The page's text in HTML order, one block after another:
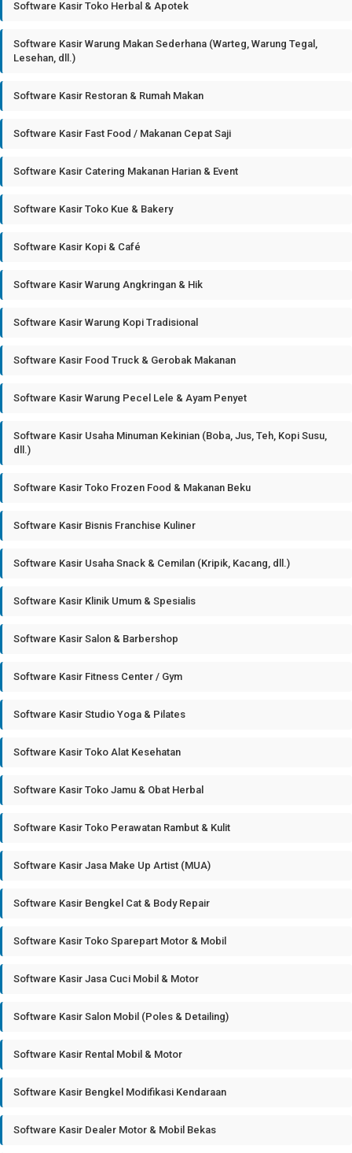
Software Kasir Toko Herbal & Apotek
Software Kasir Warung Makan Sederhana (Warteg, Warung Tegal,
Lesehan, dll.)
Software Kasir Restoran & Rumah Makan
Software Kasir Fast Food / Makanan Cepat Saji
Software Kasir Catering Makanan Harian & Event
Software Kasir Toko Kue & Bakery
Software Kasir Kopi & Café
Software Kasir Warung Angkringan & Hik
Software Kasir Warung Kopi Tradisional
Software Kasir Food Truck & Gerobak Makanan
Software Kasir Warung Pecel Lele & Ayam Penyet
Software Kasir Usaha Minuman Kekinian (Boba, Jus, Teh, Kopi Susu,
dll.)
Software Kasir Toko Frozen Food & Makanan Beku
Software Kasir Bisnis Franchise Kuliner
Software Kasir Usaha Snack & Cemilan (Kripik, Kacang, dll.)
Software Kasir Klinik Umum & Spesialis
Software Kasir Salon & Barbershop
Software Kasir Fitness Center / Gym
Software Kasir Studio Yoga & Pilates
Software Kasir Toko Alat Kesehatan
Software Kasir Toko Jamu & Obat Herbal
Software Kasir Toko Perawatan Rambut & Kulit
Software Kasir Jasa Make Up Artist (MUA)
Software Kasir Bengkel Cat & Body Repair
Software Kasir Toko Sparepart Motor & Mobil
Software Kasir Jasa Cuci Mobil & Motor
Software Kasir Salon Mobil (Poles & Detailing)
Software Kasir Rental Mobil & Motor
Software Kasir Bengkel Modifikasi Kendaraan
Software Kasir Dealer Motor & Mobil Bekas